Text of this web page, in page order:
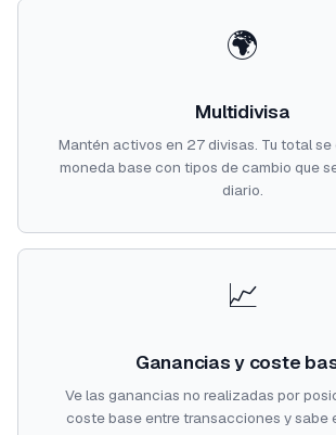
🌍
Multidivisa
Mantén activos en 27 divisas. Tu total
moneda base con tipos de cambio que
diario.
📈
Ganancias y coste
Ve las ganancias no realizadas por
coste base entre transacciones y sabe